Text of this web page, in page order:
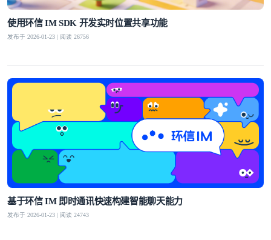
使用环信 IM SDK 开发实时位置共享功能
发布于 2026-01-23 | 阅读 26756
基于环信 IM 即时通讯快速构建智能聊天能力
发布于 2026-01-23 | 阅读 24743